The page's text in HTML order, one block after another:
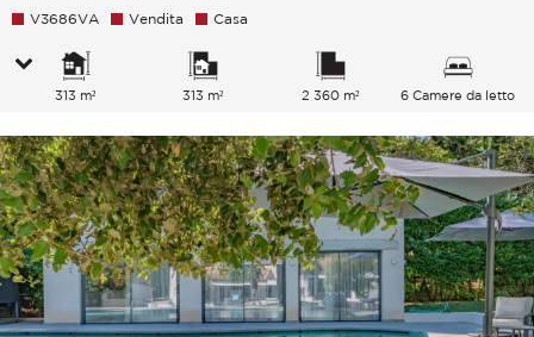
V3686VA Vendita Casa
313 m² 313 m² 2 360 m² 6 Camere da letto